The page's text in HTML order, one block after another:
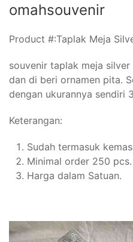
omahsouvenir
Product #:Taplak Meja
souvenir taplak meja
dan di beri ornamen pita.
dengan ukurannya sendiri
Keterangan:
Sudah termasuk
Minimal order 250 pcs.
Harga dalam Satuan.